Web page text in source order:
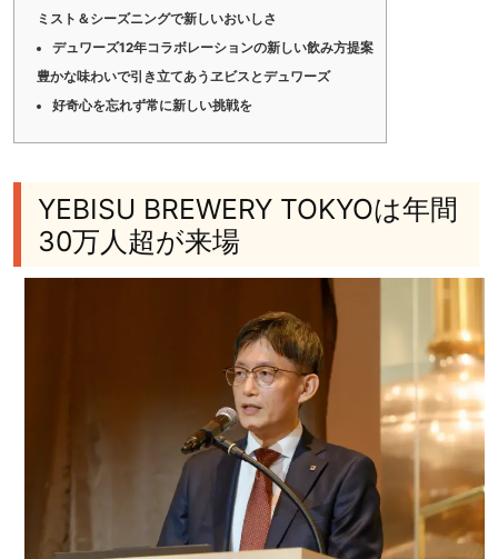
ミスト＆シーズニングで新しいおいしさ
デュワーズ12年コラボレーションの新しい飲み方提案
豊かな味わいで引き立てあうヱビスとデュワーズ
好奇心を忘れず常に新しい挑戦を
YEBISU BREWERY TOKYOは年間
30万人超が来場